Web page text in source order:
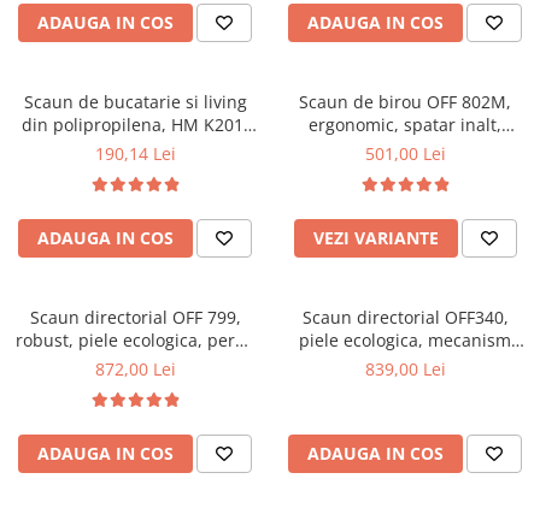
Etajere
Cuiere
Mese gradinita
Scaune gradinita
Set mese si scaune gradinita
Mobila camera copii
Saltele patuturi copii
Paturi copii
Masa si scaune gradinita
Seturi comode living si dormitor
ADAUGA IN COS ADAUGA IN COS
Scaun de bucatarie si living
din polipropilena, HM K201,
ergonomic, baza lemn masiv,
100 kg, alb
190,14 Lei
ADAUGA IN COS
Scaun de birou OFF 802M,
ergonomic, spatar inalt,
mecanism balans, roti
501,00 Lei
VEZI VARIANTE
Scaun directorial OFF 799,
robust, piele ecologica, perne
duble, baza cromata,
872,00 Lei
ADAUGA IN COS
Scaun directorial OFF340,
piele ecologica, mecanism
balans, robust, rabatabil 180
839,00 Lei
ADAUGA IN COS